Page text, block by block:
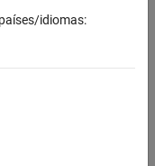
idiomas: